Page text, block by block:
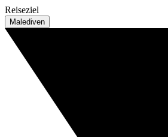
Reiseziel
Malediven